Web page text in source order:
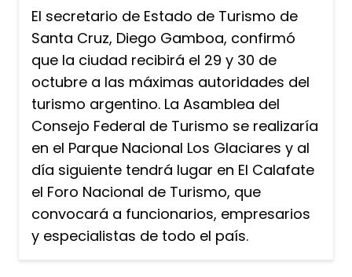
El secretario de Estado de Turismo de
Santa Cruz, Diego Gamboa, confirmó
que la ciudad recibirá el 29 y 30 de
octubre a las máximas autoridades del
turismo argentino. La Asamblea del
Consejo Federal de Turismo se realizaría
en el Parque Nacional Los Glaciares y al
día siguiente tendrá lugar en El Calafate
el Foro Nacional de Turismo, que
convocará a funcionarios, empresarios
y especialistas de todo el país.